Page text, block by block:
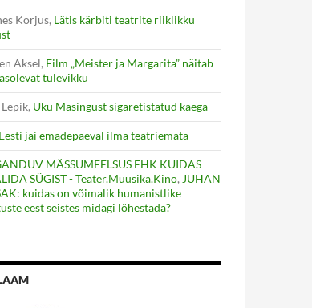
Korjus, Lätis kärbiti teatrite riiklikku
Aksel, Film „Meister ja Margarita” näitab
tulevikku
, Uku Masingust sigaretistatud käega
Eesti jäi emadepäeval ilma teatriemata
MÄSSUMEELSUS EHK KUIDAS
SÜGIST - Teater.Muusika.Kino, JUHAN
kuidas on võimalik humanistlike
eest seistes midagi lõhestada?